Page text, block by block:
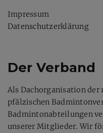
Impressum
Datenschutzerklärung
Der Verband
Als Dachorganisation der
pfälzischen
Badmintonabteilungen
unserer Mitglieder. Wir